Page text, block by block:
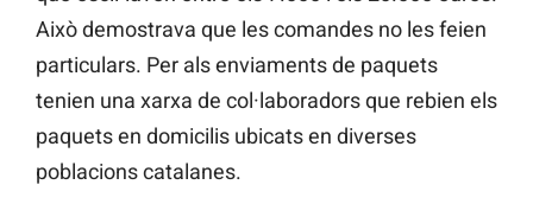
Això demostrava que les comandes no les feien
particulars. Per als enviaments de paquets
tenien una xarxa de col·laboradors que rebien els
paquets en domicilis ubicats en diverses
poblacions catalanes.